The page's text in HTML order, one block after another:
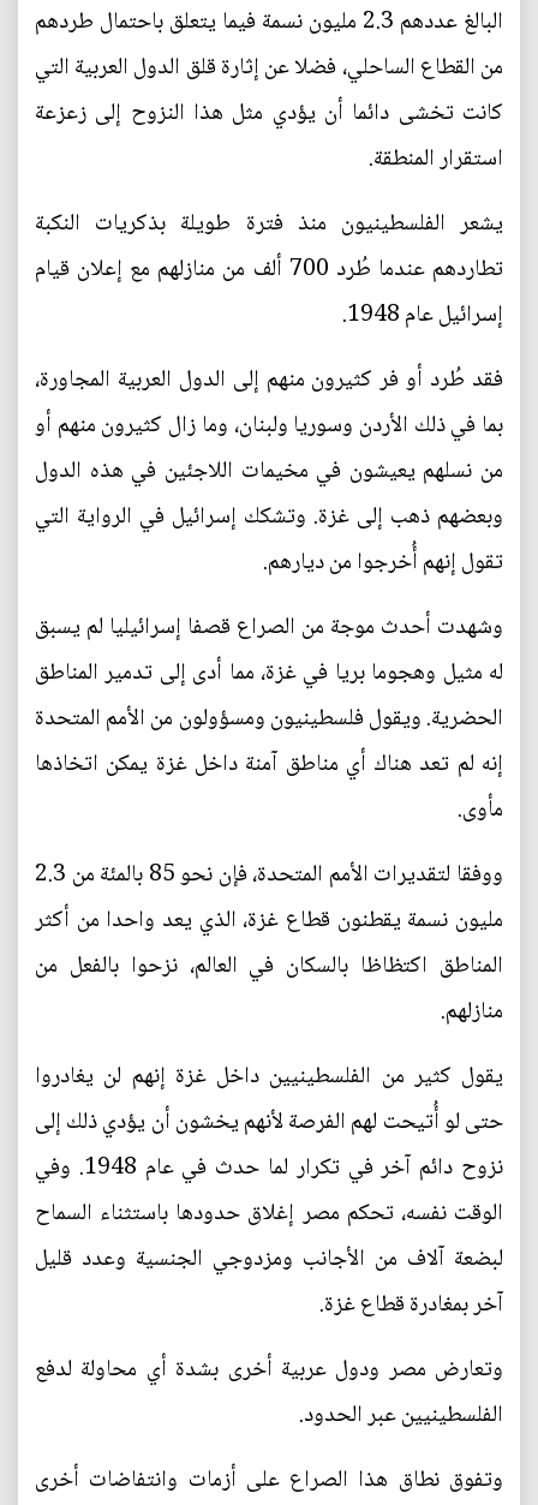
البالغ عددهم 2.3 مليون نسمة فيما يتعلق باحتمال طردهم
من القطاع الساحلي، فضلا عن إثارة قلق الدول العربية التي
كانت تخشى دائما أن يؤدي مثل هذا النزوح إلى زعزعة
استقرار المنطقة.
يشعر الفلسطينيون منذ فترة طويلة بذكريات النكبة
تطاردهم عندما طُرد 700 ألف من منازلهم مع إعلان قيام
إسرائيل عام 1948.
فقد طُرد أو فر كثيرون منهم إلى الدول العربية المجاورة،
بما في ذلك الأردن وسوريا ولبنان، وما زال كثيرون منهم أو
من نسلهم يعيشون في مخيمات اللاجئين في هذه الدول
وبعضهم ذهب إلى غزة. وتشكك إسرائيل في الرواية التي
تقول إنهم أُخرجوا من ديارهم.
وشهدت أحدث موجة من الصراع قصفا إسرائيليا لم يسبق
له مثيل وهجوما بريا في غزة، مما أدى إلى تدمير المناطق
الحضرية. ويقول فلسطينيون ومسؤولون من الأمم المتحدة
إنه لم تعد هناك أي مناطق آمنة داخل غزة يمكن اتخاذها
مأوى.
ووفقا لتقديرات الأمم المتحدة، فإن نحو 85 بالمئة من 2.3
مليون نسمة يقطنون قطاع غزة، الذي يعد واحدا من أكثر
المناطق اكتظاظا بالسكان في العالم، نزحوا بالفعل من
منازلهم.
يقول كثير من الفلسطينيين داخل غزة إنهم لن يغادروا
حتى لو أُتيحت لهم الفرصة لأنهم يخشون أن يؤدي ذلك إلى
نزوح دائم آخر في تكرار لما حدث في عام 1948. وفي
الوقت نفسه، تحكم مصر إغلاق حدودها باستثناء السماح
لبضعة آلاف من الأجانب ومزدوجي الجنسية وعدد قليل
آخر بمغادرة قطاع غزة.
وتعارض مصر ودول عربية أخرى بشدة أي محاولة لدفع
الفلسطينيين عبر الحدود.
وتفوق نطاق هذا الصراع على أزمات وانتفاضات أخرى